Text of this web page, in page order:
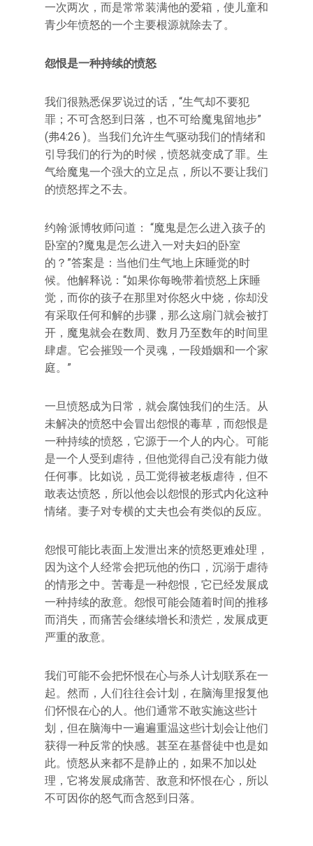
一次两次，而是常常装满他的爱箱，使儿童和
青少年愤怒的一个主要根源就除去了。
怨恨是一种持续的愤怒
我们很熟悉保罗说过的话，“生气却不要犯
罪；不可含怒到日落，也不可给魔鬼留地步”
(弗4:26 )。当我们允许生气驱动我们的情绪和
引导我们的行为的时候，愤怒就变成了罪。生
气给魔鬼一个强大的立足点，所以不要让我们
的愤怒挥之不去。
约翰·派博牧师问道： “魔鬼是怎么进入孩子的
卧室的?魔鬼是怎么进入一对夫妇的卧室
的？”答案是：当他们生气地上床睡觉的时
候。他解释说：“如果你每晚带着愤怒上床睡
觉，而你的孩子在那里对你怒火中烧，你却没
有采取任何和解的步骤，那么这扇门就会被打
开，魔鬼就会在数周、数月乃至数年的时间里
肆虐。它会摧毁一个灵魂，一段婚姻和一个家
庭。”
一旦愤怒成为日常，就会腐蚀我们的生活。从
未解决的愤怒中会冒出怨恨的毒草，而怨恨是
一种持续的愤怒，它源于一个人的内心。可能
是一个人受到虐待，但他觉得自己没有能力做
任何事。比如说，员工觉得被老板虐待，但不
敢表达愤怒，所以他会以怨恨的形式内化这种
情绪。妻子对专横的丈夫也会有类似的反应。
怨恨可能比表面上发泄出来的愤怒更难处理，
因为这个人经常会把玩他的伤口，沉溺于虐待
的情形之中。苦毒是一种怨恨，它已经发展成
一种持续的敌意。怨恨可能会随着时间的推移
而消失，而痛苦会继续增长和溃烂，发展成更
严重的敌意。
我们可能不会把怀恨在心与杀人计划联系在一
起。然而，人们往往会计划，在脑海里报复他
们怀恨在心的人。他们通常不敢实施这些计
划，但在脑海中一遍遍重温这些计划会让他们
获得一种反常的快感。甚至在基督徒中也是如
此。愤怒从来都不是静止的，如果不加以处
理，它将发展成痛苦、敌意和怀恨在心，所以
不可因你的怒气而含怒到日落。